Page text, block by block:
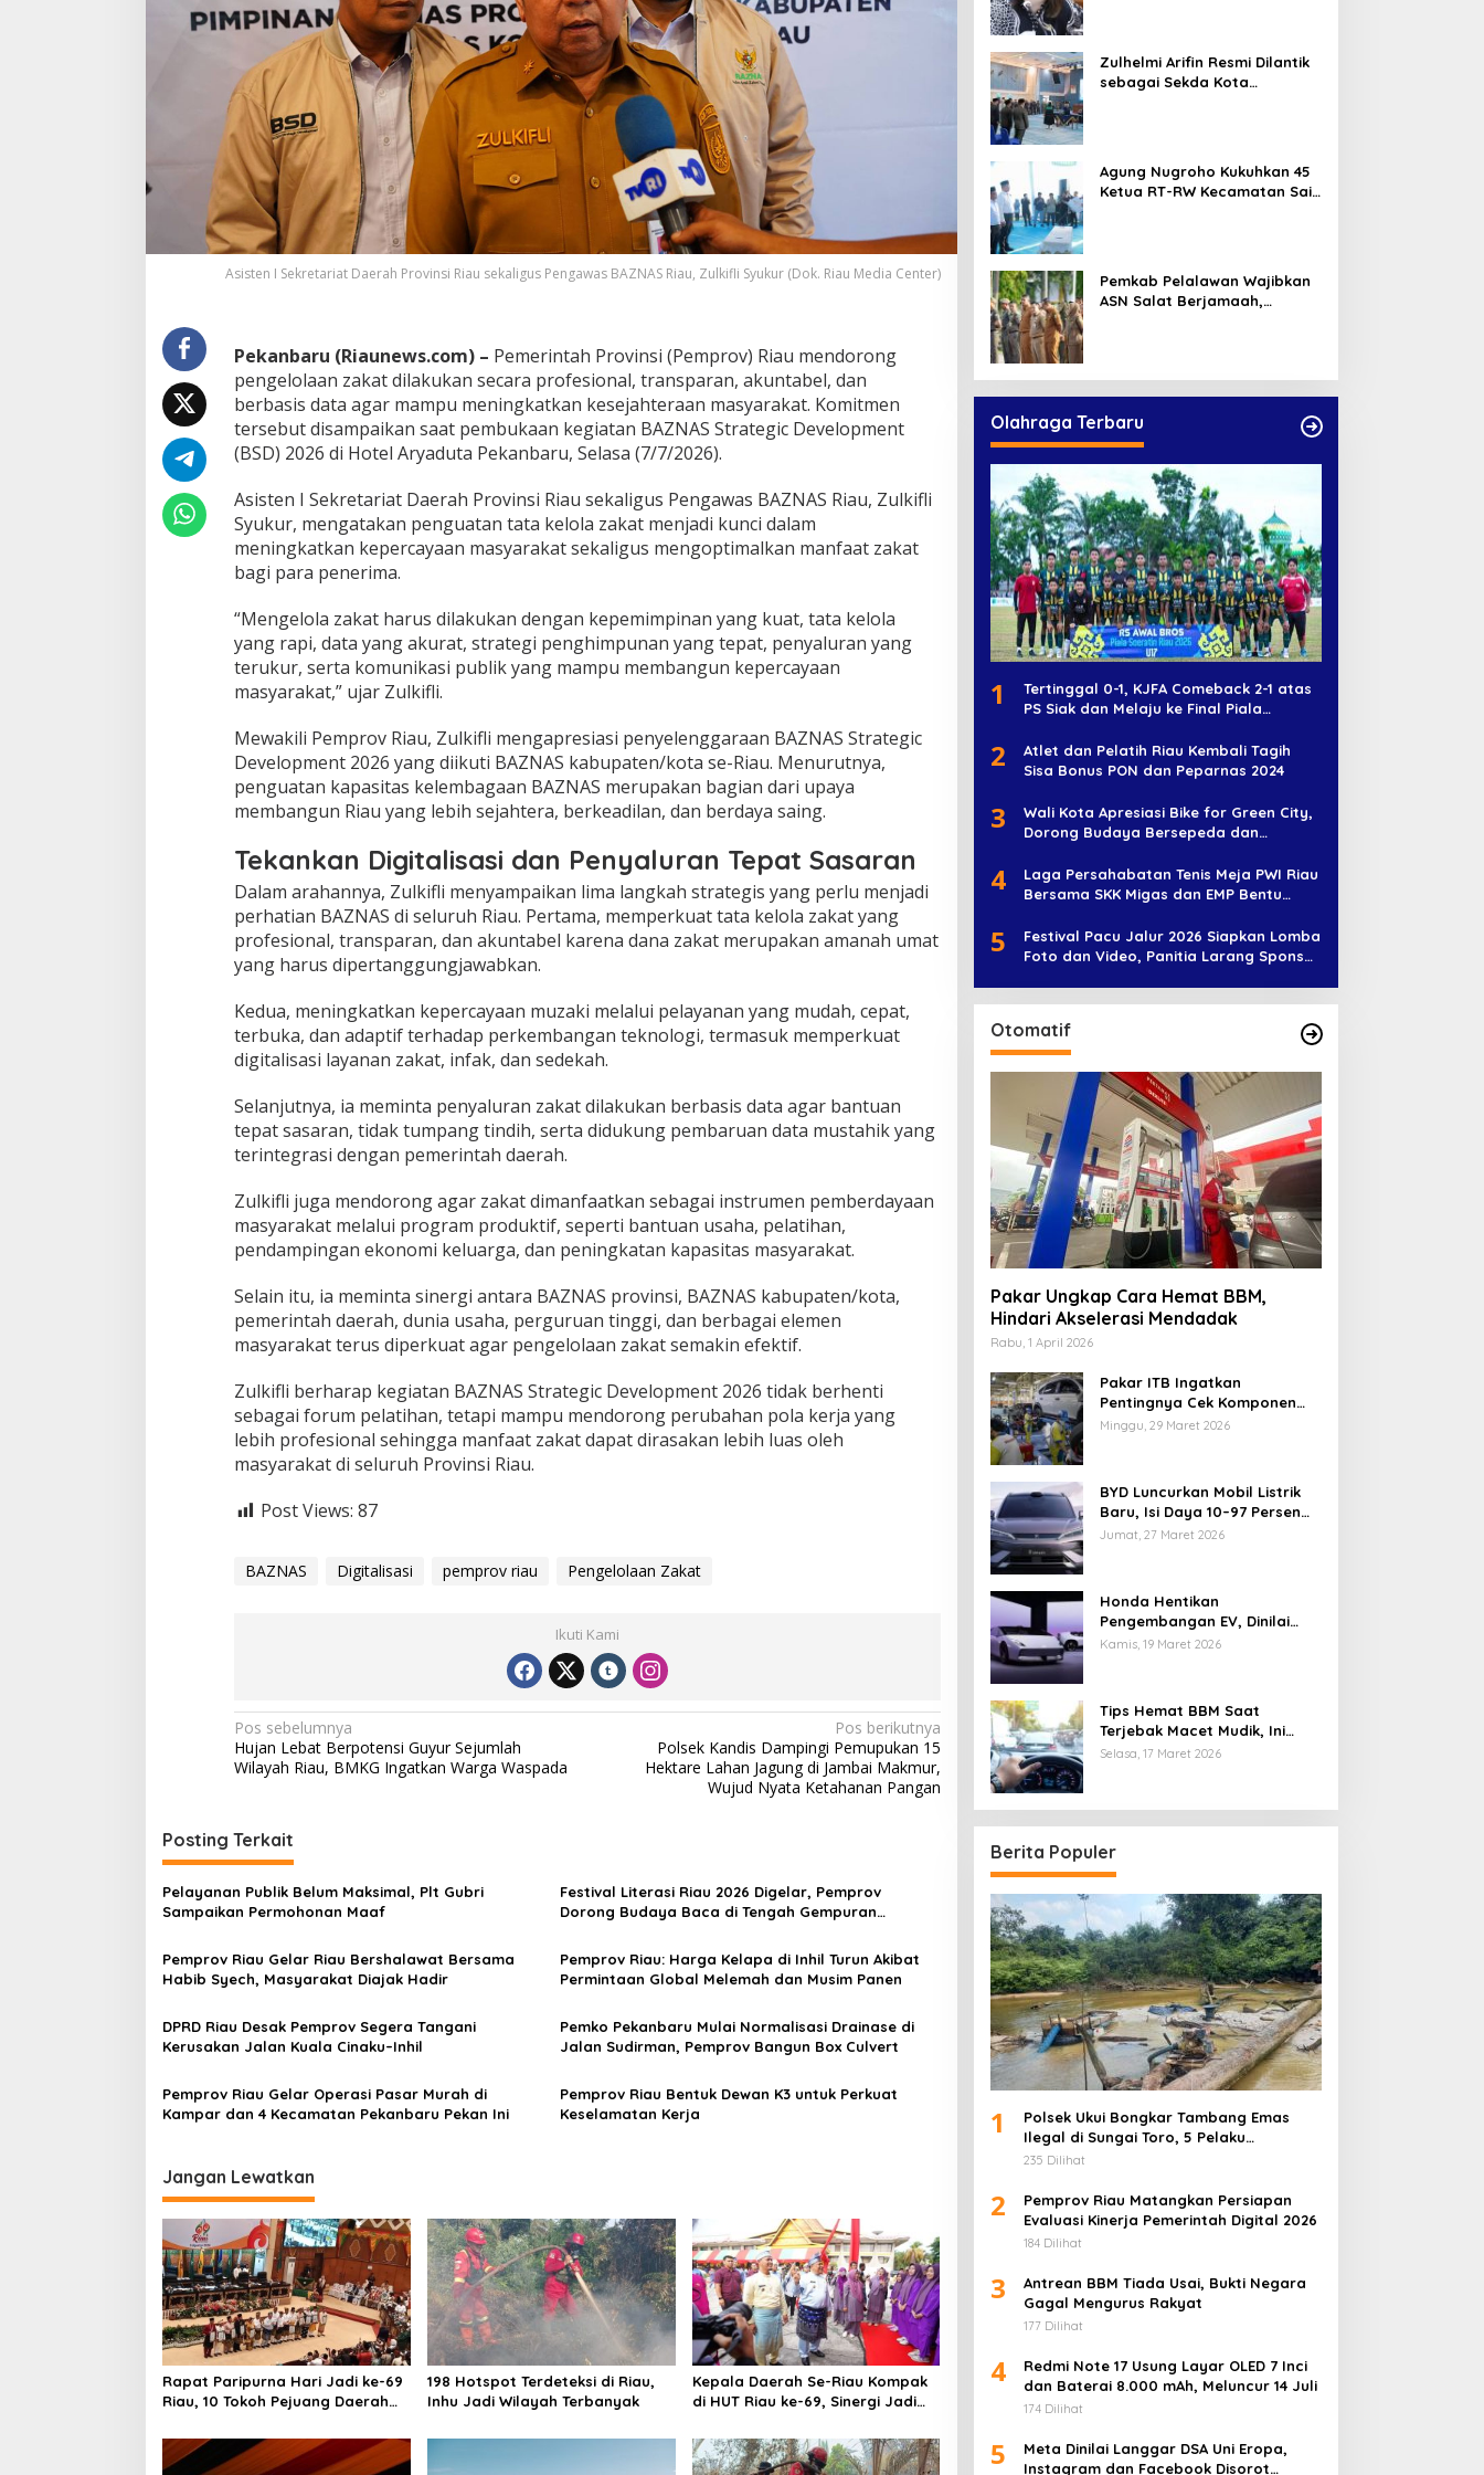
e
l
o
l
a
n
a
k
a
t
L
h
P
o
f
e
i
o
n
a
l
a
n
B
e
r
a
s
s
D
t
a
Asisten I Sekretariat Daerah Provinsi Riau sekaligus Pengawas BAZNAS Riau, Zulkifli Syukur (Dok. Riau Media Center)
Pekanbaru (Riaunews.com) – Pemerintah Provinsi (Pemprov) Riau mendorong
pengelolaan zakat dilakukan secara profesional, transparan, akuntabel, dan
berbasis data agar mampu meningkatkan kesejahteraan masyarakat. Komitmen
tersebut disampaikan saat pembukaan kegiatan BAZNAS Strategic Development
(BSD) 2026 di Hotel Aryaduta Pekanbaru, Selasa (7/7/2026).
Asisten I Sekretariat Daerah Provinsi Riau sekaligus Pengawas BAZNAS Riau, Zulkifli
Syukur, mengatakan penguatan tata kelola zakat menjadi kunci dalam
meningkatkan kepercayaan masyarakat sekaligus mengoptimalkan manfaat zakat
bagi para penerima.
“Mengelola zakat harus dilakukan dengan kepemimpinan yang kuat, tata kelola
yang rapi, data yang akurat, strategi penghimpunan yang tepat, penyaluran yang
terukur, serta komunikasi publik yang mampu membangun kepercayaan
masyarakat,” ujar Zulkifli.
Mewakili Pemprov Riau, Zulkifli mengapresiasi penyelenggaraan BAZNAS Strategic
Development 2026 yang diikuti BAZNAS kabupaten/kota se-Riau. Menurutnya,
penguatan kapasitas kelembagaan BAZNAS merupakan bagian dari upaya
membangun Riau yang lebih sejahtera, berkeadilan, dan berdaya saing.
Tekankan Digitalisasi dan Penyaluran Tepat Sasaran
Dalam arahannya, Zulkifli menyampaikan lima langkah strategis yang perlu menjadi
perhatian BAZNAS di seluruh Riau. Pertama, memperkuat tata kelola zakat yang
profesional, transparan, dan akuntabel karena dana zakat merupakan amanah umat
yang harus dipertanggungjawabkan.
Kedua, meningkatkan kepercayaan muzaki melalui pelayanan yang mudah, cepat,
terbuka, dan adaptif terhadap perkembangan teknologi, termasuk memperkuat
digitalisasi layanan zakat, infak, dan sedekah.
Selanjutnya, ia meminta penyaluran zakat dilakukan berbasis data agar bantuan
tepat sasaran, tidak tumpang tindih, serta didukung pembaruan data mustahik yang
terintegrasi dengan pemerintah daerah.
Zulkifli juga mendorong agar zakat dimanfaatkan sebagai instrumen pemberdayaan
masyarakat melalui program produktif, seperti bantuan usaha, pelatihan,
pendampingan ekonomi keluarga, dan peningkatan kapasitas masyarakat.
Selain itu, ia meminta sinergi antara BAZNAS provinsi, BAZNAS kabupaten/kota,
pemerintah daerah, dunia usaha, perguruan tinggi, dan berbagai elemen
masyarakat terus diperkuat agar pengelolaan zakat semakin efektif.
Zulkifli berharap kegiatan BAZNAS Strategic Development 2026 tidak berhenti
sebagai forum pelatihan, tetapi mampu mendorong perubahan pola kerja yang
lebih profesional sehingga manfaat zakat dapat dirasakan lebih luas oleh
masyarakat di seluruh Provinsi Riau.
Post Views: 87
BAZNAS Digitalisasi pemprov riau Pengelolaan Zakat
Ikuti Kami
N
a
i
g
a
s
i
p
s
Pos sebelumnya
Hujan Lebat Berpotensi Guyur Sejumlah
Wilayah Riau, BMKG Ingatkan Warga Waspada
Pos berikutnya
Polsek Kandis Dampingi Pemupukan 15
Hektare Lahan Jagung di Jambai Makmur,
Wujud Nyata Ketahanan Pangan
Posting Terkait
Pelayanan Publik Belum Maksimal, Plt Gubri
Sampaikan Permohonan Maaf
Festival Literasi Riau 2026 Digelar, Pemprov
Dorong Budaya Baca di Tengah Gempuran
Pemprov Riau Gelar Riau Bershalawat Bersama
Habib Syech, Masyarakat Diajak Hadir
Pemprov Riau: Harga Kelapa di Inhil Turun Akibat
Permintaan Global Melemah dan Musim Panen
DPRD Riau Desak Pemprov Segera Tangani
Kerusakan Jalan Kuala Cinaku–Inhil
Pemko Pekanbaru Mulai Normalisasi Drainase di
Jalan Sudirman, Pemprov Bangun Box Culvert
Pemprov Riau Gelar Operasi Pasar Murah di
Kampar dan 4 Kecamatan Pekanbaru Pekan Ini
Pemprov Riau Bentuk Dewan K3 untuk Perkuat
Keselamatan Kerja
Jangan Lewatkan
Rapat Paripurna Hari Jadi ke-69
Riau, 10 Tokoh Pejuang Daerah
198 Hotspot Terdeteksi di Riau,
Inhu Jadi Wilayah Terbanyak
Kepala Daerah Se-Riau Kompak
di HUT Riau ke-69, Sinergi Jadi
Zulhelmi Arifin Resmi Dilantik
sebagai Sekda Kota
Agung Nugroho Kukuhkan 45
Ketua RT-RW Kecamatan Sail,
Pemkab Pelalawan Wajibkan
ASN Salat Berjamaah,
Olahraga Terbaru
1
Tertinggal 0-1, KJFA Comeback 2-1 atas
PS Siak dan Melaju ke Final Piala
2
Atlet dan Pelatih Riau Kembali Tagih
Sisa Bonus PON dan Peparnas 2024
3
Wali Kota Apresiasi Bike for Green City,
Dorong Budaya Bersepeda dan
4
Laga Persahabatan Tenis Meja PWI Riau
Bersama SKK Migas dan EMP Bentu
5
Festival Pacu Jalur 2026 Siapkan Lomba
Foto dan Video, Panitia Larang Sponsor
Otomatif
Pakar Ungkap Cara Hemat BBM,
Hindari Akselerasi Mendadak
Rabu, 1 April 2026
Pakar ITB Ingatkan
Pentingnya Cek Komponen
Kendaraan Usai Mudik
Minggu, 29 Maret 2026
BYD Luncurkan Mobil Listrik
Baru, Isi Daya 10–97 Persen
Hanya 9 Menit
Jumat, 27 Maret 2026
Honda Hentikan
Pengembangan EV, Dinilai
Kian Tertinggal di Industri
Kamis, 19 Maret 2026
Tips Hemat BBM Saat
Terjebak Macet Mudik, Ini
Saran Pakar ITB
Selasa, 17 Maret 2026
Berita Populer
1
Polsek Ukui Bongkar Tambang Emas
Ilegal di Sungai Toro, 5 Pelaku
Diamankan
235 Dilihat
2
Pemprov Riau Matangkan Persiapan
Evaluasi Kinerja Pemerintah Digital 2026
184 Dilihat
3
Antrean BBM Tiada Usai, Bukti Negara
Gagal Mengurus Rakyat
177 Dilihat
4
Redmi Note 17 Usung Layar OLED 7 Inci
dan Baterai 8.000 mAh, Meluncur 14 Juli
174 Dilihat
5
Meta Dinilai Langgar DSA Uni Eropa,
Instagram dan Facebook Disorot